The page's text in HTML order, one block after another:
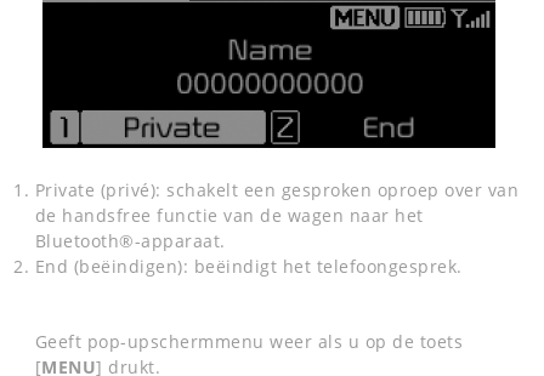
Private (privé): schakelt een gesproken oproep over van
de handsfree functie van de wagen naar het
Bluetooth®-apparaat.
End (beëindigen): beëindigt het telefoongesprek.
Geeft pop-upschermmenu weer als u op de toets
[MENU] drukt.